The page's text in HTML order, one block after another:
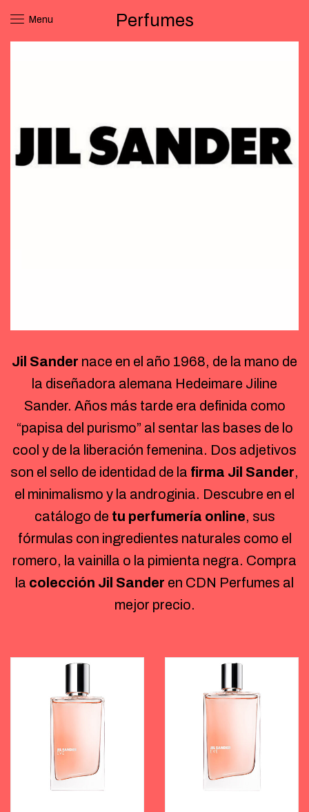
Menu Perfumes
Jil Sander nace en el año 1968, de la mano de
la diseñadora alemana Hedeimare Jiline
Sander. Años más tarde era definida como
“papisa del purismo” al sentar las bases de lo
cool y de la liberación femenina. Dos adjetivos
son el sello de identidad de la firma Jil Sander,
el minimalismo y la androginia. Descubre en el
catálogo de tu perfumería online, sus
fórmulas con ingredientes naturales como el
romero, la vainilla o la pimienta negra. Compra
la colección Jil Sander en CDN Perfumes al
mejor precio.